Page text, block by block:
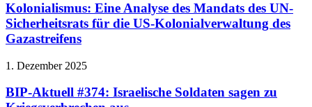
Kolonialismus: Eine Analyse des Mandats des UN-
Sicherheitsrats für die US-Kolonialverwaltung des
Gazastreifens
1. Dezember 2025
BIP-Aktuell #374: Israelische Soldaten sagen zu